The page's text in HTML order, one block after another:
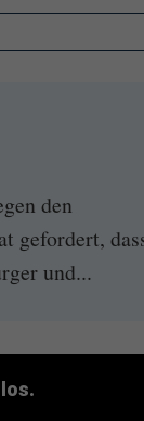
den
gefordert,
und...